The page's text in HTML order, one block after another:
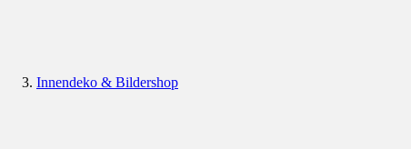
Innendeko & Bildershop